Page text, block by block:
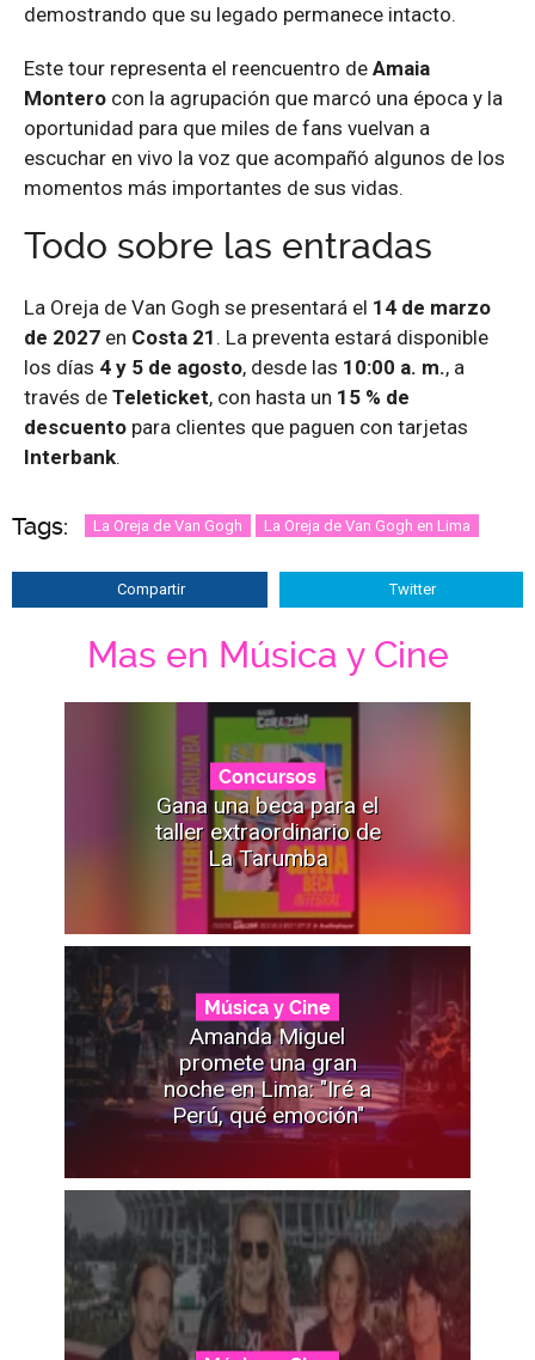
demostrando que su legado permanece intacto.
Este tour representa el reencuentro de Amaia
Montero con la agrupación que marcó una época y la
oportunidad para que miles de fans vuelvan a
escuchar en vivo la voz que acompañó algunos de los
momentos más importantes de sus vidas.
Todo sobre las entradas
La Oreja de Van Gogh se presentará el 14 de marzo
de 2027 en Costa 21 . La preventa estará disponible
los días 4 y 5 de agosto, desde las 10:00 a. m., a
través de Teleticket, con hasta un 15 % de
descuento para clientes que paguen con tarjetas
Interbank.
Tags: La Oreja de Van Gogh La Oreja de Van Gogh en Lima
Compartir Twitter
Mas en Música y Cine
Concursos
Gana una beca para el
taller extraordinario de
La Tarumba
Música y Cine
Amanda Miguel
promete una gran
noche en Lima: "Iré a
Perú, qué emoción"